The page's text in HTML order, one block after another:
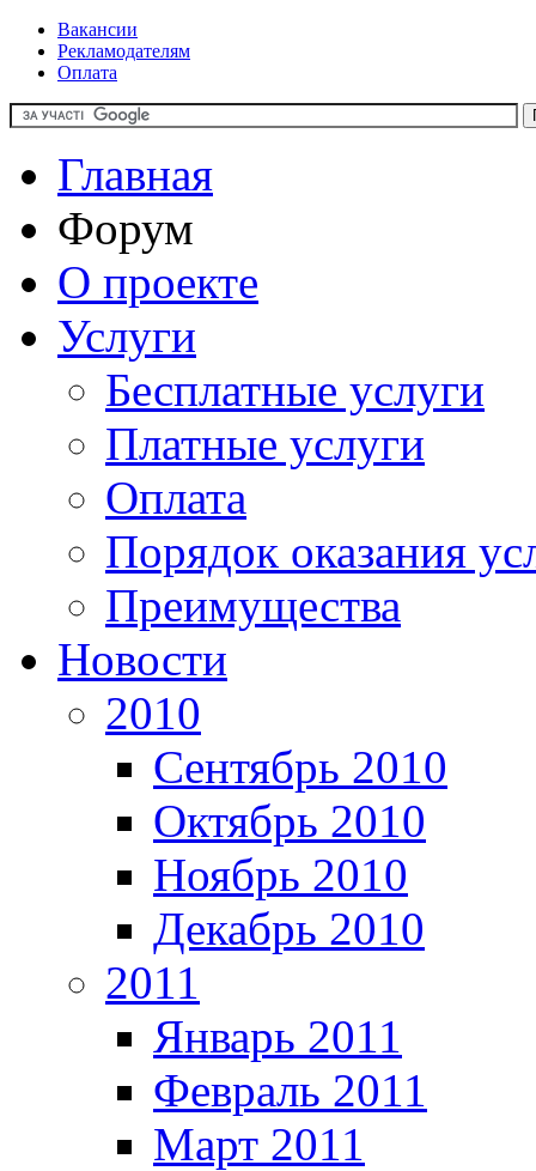
Вакансии
Рекламодателям
Оплата
Главная
Форум
О проекте
Услуги
Бесплатные услуги
Платные услуги
Оплата
Порядок оказания
Преимущества
Новости
2010
Сентябрь 2010
Октябрь 2010
Ноябрь 2010
Декабрь 2010
2011
Январь 2011
Февраль 2011
Март 2011